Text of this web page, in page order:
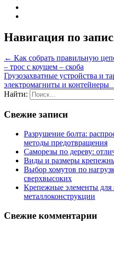
Навигация по
← Как собрать правильную
– трос с коушем – скоба
Грузозахватные устройства и
электромагниты и контейнеры
Найти:
Свежие записи
Разрушение болта:
методы предотвращения
Саморезы по дереву:
Виды и размеры
Выбор хомутов по
сверхвысоких
Крепежные элементы для
металлоконструкции
Свежие комментарии